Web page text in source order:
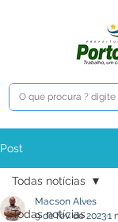
Post
Todas notícias
Todas notícias
Macson Alves
9 de fev. de 20231